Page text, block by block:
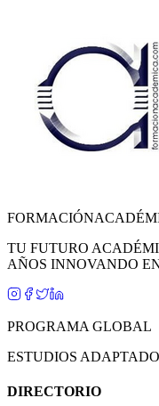
FORMACIÓN
TU FUTURO
AÑOS INNOVANDO
PROGRAMA GLOBAL
ESTUDIOS
DIRECTORIO